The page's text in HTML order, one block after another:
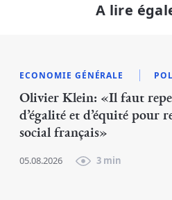
A lire
ECONOMIE GÉNÉRALE
Olivier Klein: «Il faut
d’égalité et d’équité pour
social français»
05.08.2026 3 min